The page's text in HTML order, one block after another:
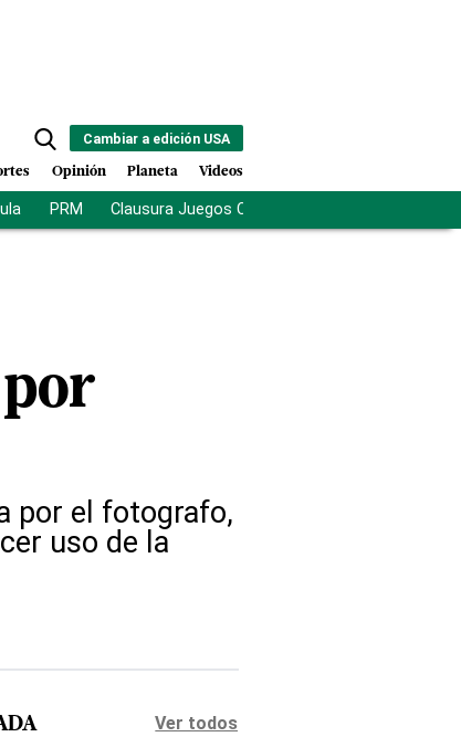
Cambiar a edición USA
Opinión Planeta Videos
PRM Clausura Juegos Centroamericanos
por
por el fotografo,
uso de la
Ver todos